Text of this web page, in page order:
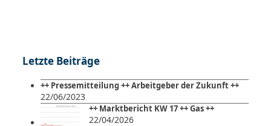
Letzte Beiträge
++ Pressemitteilung ++ Arbeitgeber der Zukunft ++
22/06/2023
++ Marktbericht KW 17 ++ Gas ++
22/04/2026